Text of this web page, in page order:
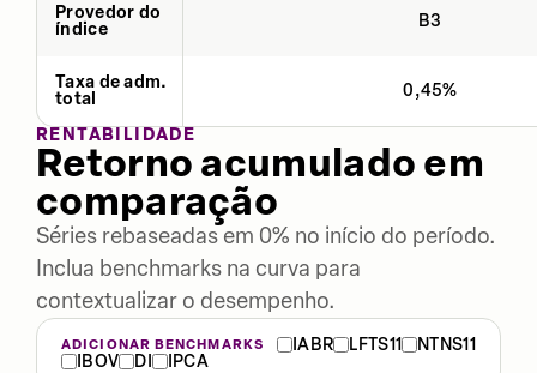
Provedor do
índice
B3
Taxa de adm.
total
0,45%
RENTABILIDADE
Retorno acumulado em
comparação
Séries rebaseadas em 0% no início do período.
Inclua benchmarks na curva para
contextualizar o desempenho.
ADICIONAR BENCHMARKS IABR LFTS11
NTNS11
IBOV
DI
IPCA